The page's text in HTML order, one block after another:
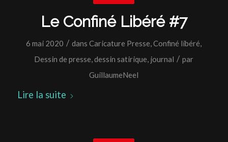
Le Confiné Libéré #7
6 mai 2020 / dansCaricature Presse,Confiné libéré,
Dessin de presse,dessin satirique, journal / par
GuillaumeNeel
Lire la suite